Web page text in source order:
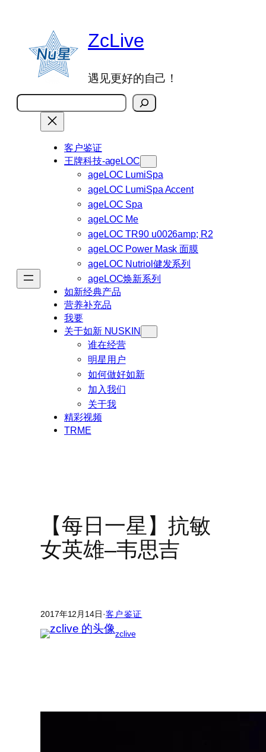
ZcLive
遇见更好的自己！
搜
索
客户鉴证
王牌科技-ageLOC
ageLOC LumiSpa
ageLOC LumiSpa Accent
ageLOC Spa
ageLOC Me
ageLOC TR90 u0026amp; R2
ageLOC Power Mask 面膜
ageLOC Nutriol健发系列
ageLOC焕新系列
如新经典产品
营养补充品
我要
关于如新 NUSKIN
谁在经营
明星用户
如何做好如新
加入我们
关于我
精彩视频
TRME
【每日一星】抗敏
女英雄–韦思吉
2017年12月14日·客户鉴证
zclive